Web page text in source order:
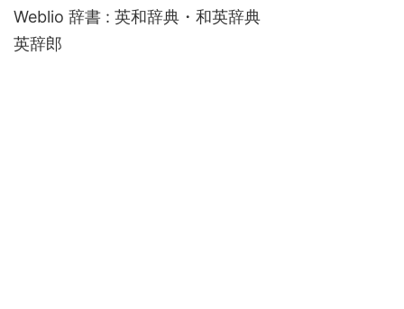
Weblio 辞書 : 英和辞典・和英辞典
英辞郎